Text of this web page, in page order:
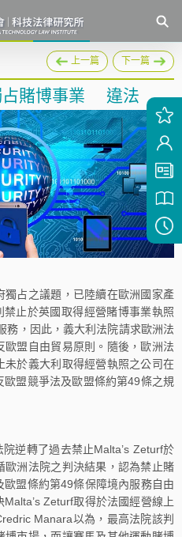
上一篇 下一篇
占賭博事業 違法
占之議題，已陸續在歐洲國家產
止於英國取得經營賭博事業執照
務，因此，義大利法院請求歐洲法
盟自由貿易原則。隨後，歐洲法
未於義大利取得經營執照之公司在
盟競爭法及歐盟條約第49條之規
轉了過去禁止Malta’s Zeturf於
洲法院之判決結果，認為禁止賭
盟條約第49條保障境內服務自由
Zeturf取得於法國經營線上
Manara以為，最高法院該判